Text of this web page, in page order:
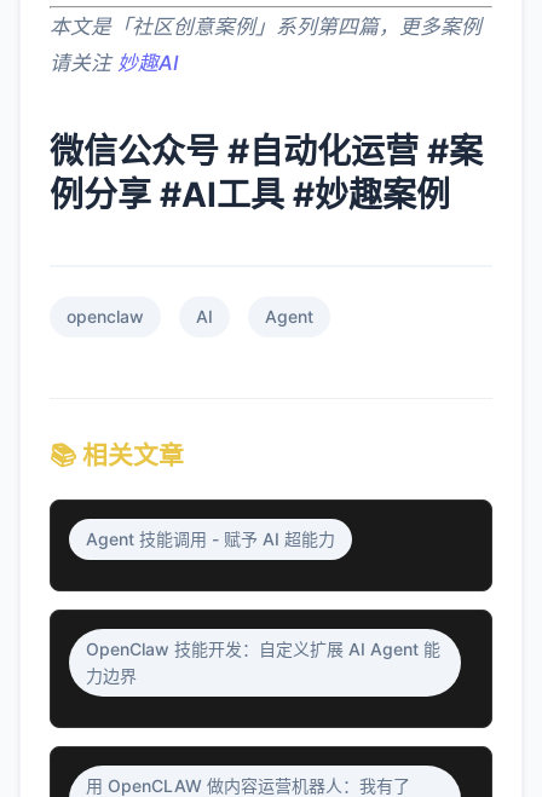
本文是「社区创意案例」系列第四篇，更多案例
请关注 妙趣AI
微信公众号 #自动化运营 #案
例分享 #AI工具 #妙趣案例
openclaw AI Agent
📚 相关文章
Agent 技能调用 - 赋予 AI 超能力
OpenClaw 技能开发：自定义扩展 AI Agent 能
力边界
用 OpenCLAW 做内容运营机器人：我有了